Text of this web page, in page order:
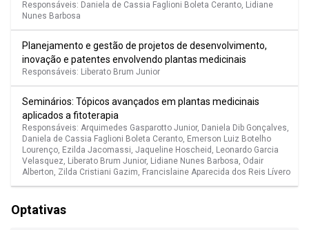
Responsáveis: Daniela de Cassia Faglioni Boleta Ceranto, Lidiane
Nunes Barbosa
Planejamento e gestão de projetos de desenvolvimento,
inovação e patentes envolvendo plantas medicinais
Responsáveis: Liberato Brum Junior
Seminários: Tópicos avançados em plantas medicinais
aplicados a fitoterapia
Responsáveis: Arquimedes Gasparotto Junior, Daniela Dib Gonçalves,
Daniela de Cassia Faglioni Boleta Ceranto, Emerson Luiz Botelho
Lourenço, Ezilda Jacomassi, Jaqueline Hoscheid, Leonardo Garcia
Velasquez, Liberato Brum Junior, Lidiane Nunes Barbosa, Odair
Alberton, Zilda Cristiani Gazim, Francislaine Aparecida dos Reis Lívero
Optativas